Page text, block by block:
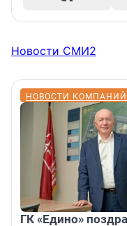
Новости СМИ2
НОВОСТИ КОМПАНИЙ
ГК «Едино»